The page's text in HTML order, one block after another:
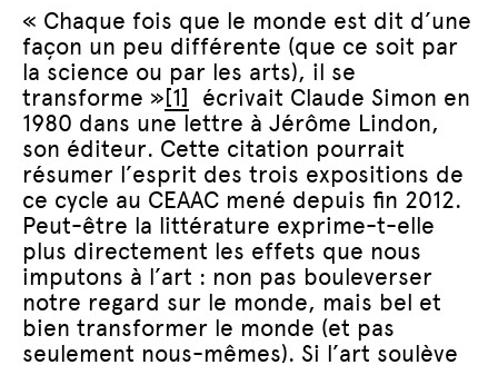
« Chaque fois que le monde est dit d’une
façon un peu différente (que ce soit par
la science ou par les arts), il se
transforme »[1] écrivait Claude Simon en
1980 dans une lettre à Jérôme Lindon,
son éditeur. Cette citation pourrait
résumer l’esprit des trois expositions de
ce cycle au CEAAC mené depuis fin 2012.
Peut-être la littérature exprime-t-elle
plus directement les effets que nous
imputons à l’art : non pas bouleverser
notre regard sur le monde, mais bel et
bien transformer le monde (et pas
seulement nous-mêmes). Si l’art soulève